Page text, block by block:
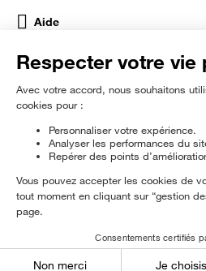
Être prévenu
Aide
Réseaux Sociaux
rɘ